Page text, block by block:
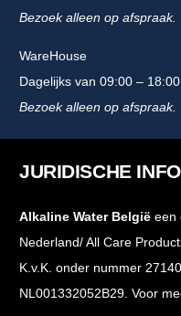
Bezoek alleen op afspraak.
WareHouse
Dagelijks van 09:00 – 18:00
Bezoek alleen op afspraak.
JURIDISCHE
Alkaline Water België een
Nederland/ All Care
K.v.K. onder nummer
NL001332052B29. Voor